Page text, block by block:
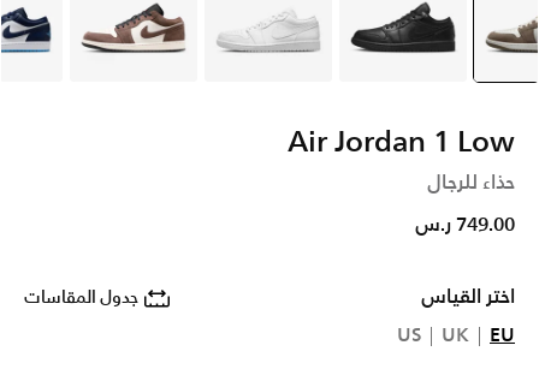
selected
رمادي أسود أبيض بنى
Air Jordan 1 Low
حذاء للرجال
749.00 ر.س
اختر القياس جدول المقاسات
EU
UK
US